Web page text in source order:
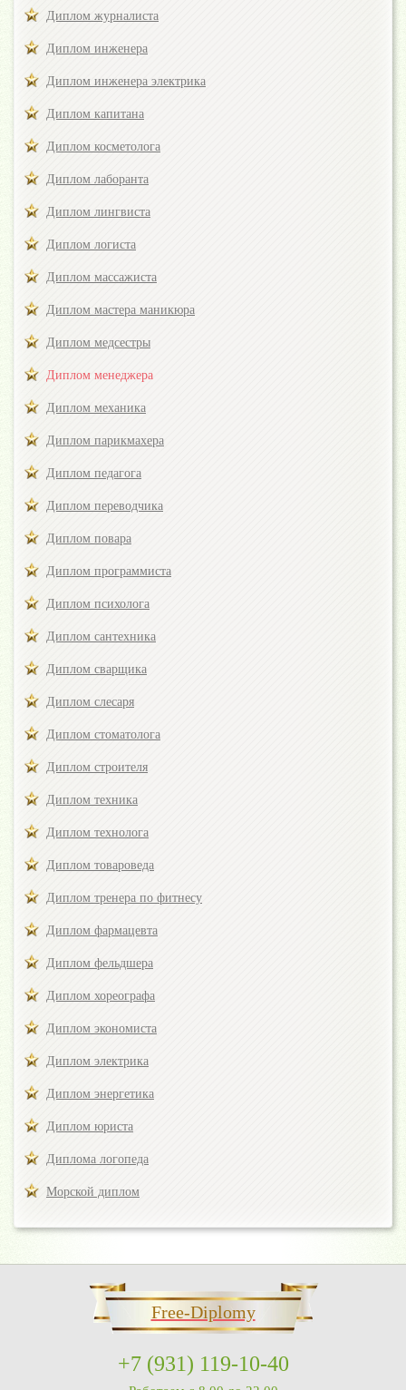
Диплом журналиста
Диплом инженера
Диплом инженера электрика
Диплом капитана
Диплом косметолога
Диплом лаборанта
Диплом лингвиста
Диплом логиста
Диплом массажиста
Диплом мастера маникюра
Диплом медсестры
Диплом менеджера
Диплом механика
Диплом парикмахера
Диплом педагога
Диплом переводчика
Диплом повара
Диплом программиста
Диплом психолога
Диплом сантехника
Диплом сварщика
Диплом слесаря
Диплом стоматолога
Диплом строителя
Диплом техника
Диплом технолога
Диплом товароведа
Диплом тренера по фитнесу
Диплом фармацевта
Диплом фельдшера
Диплом хореографа
Диплом экономиста
Диплом электрика
Диплом энергетика
Диплом юриста
Диплома логопеда
Морской диплом
Free-Diplomy
+7 (931) 119-10-40